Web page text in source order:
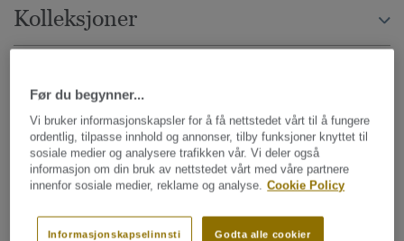
Kolleksjoner
18 kolleksjoner
Før du begynner...
Vi bruker informasjonskapsler for å få nettstedet vårt til å fungere
ordentlig, tilpasse innhold og annonser, tilby funksjoner knyttet til
sosiale medier og analysere trafikken vår. Vi deler også
informasjon om din bruk av nettstedet vårt med våre partnere
innenfor sosiale medier, reklame og analyse. Cookie Policy
Godta alle cookier
Informasjonskapselinnsti